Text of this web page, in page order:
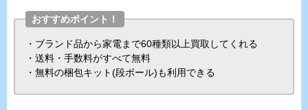
おすすめポイント！
・ブランド品から家電まで60種類以上買取してくれる
・送料・手数料がすべて無料
・無料の梱包キット(段ボール)も利用できる